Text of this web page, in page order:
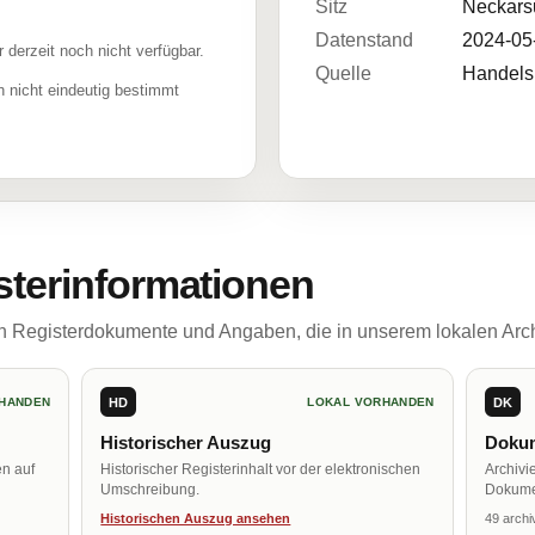
noch nicht verfügbar.
nicht eindeutig bestimmt
Sitz
Datenstand
2024-
Quelle
und Angaben, die in unserem lokalen
auf
HD LOKAL VORHANDEN
Historischer Auszug
Historischer Registerinhalt vor der elektronischen
Umschreibung.
Historischen Auszug ansehen
DK
49